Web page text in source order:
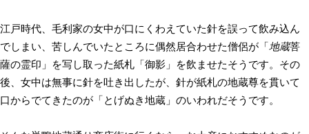
江戸時代、毛利家の女中が口にくわえていた針を誤って飲み込ん
でしまい、苦しんでいたところに偶然居合わせた僧侶が「 地蔵菩
薩の霊印」を写し取った紙札「御影」を飲ませたそうです。その
後、女中は無事に針を吐き出したが、針が紙札の地蔵尊を貫いて
口からでてきたのが「とげぬき地蔵」のいわれだそうです。